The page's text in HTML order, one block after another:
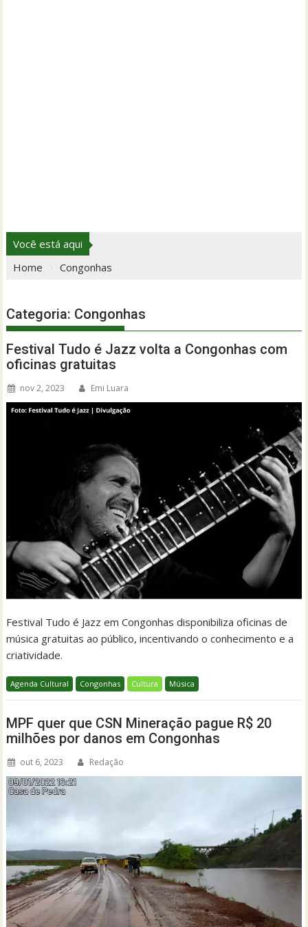
Você está aqui
Home
Congonhas
Categoria: Congonhas
Festival Tudo é Jazz volta a Congonhas com
oficinas gratuitas
nov 2, 2023 Emi Luara
Festival Tudo é Jazz em Congonhas disponibiliza oficinas de
música gratuitas ao público, incentivando o conhecimento e a
criatividade.
Agenda Cultural Congonhas Cultura Música
MPF quer que CSN Mineração pague R$ 20
milhões por danos em Congonhas
out 6, 2023 Redação